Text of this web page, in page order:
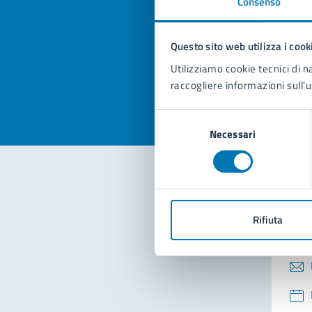
Questo sito web utilizza i
Utilizziamo cookie tecnici di
raccogliere informazioni
consenso
Necessari
Rifiuta